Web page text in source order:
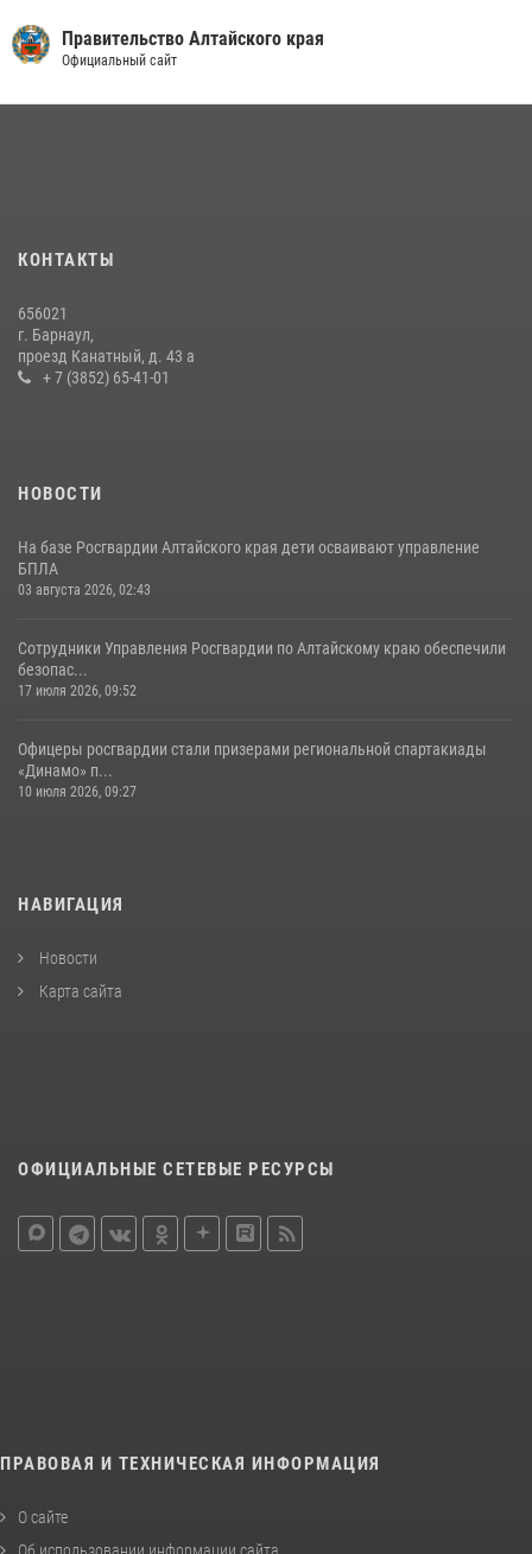
Правительство Алтайского края
Официальный сайт
КОНТАКТЫ
656021
г. Барнаул,
проезд Канатный, д. 43 а
+ 7 (3852) 65-41-01
НОВОСТИ
На базе Росгвардии Алтайского края дети осваивают управление
БПЛА
03 августа 2026, 02:43
Сотрудники Управления Росгвардии по Алтайскому краю обеспечили
безопас...
17 июля 2026, 09:52
Офицеры росгвардии стали призерами региональной спартакиады
«Динамо» п...
10 июля 2026, 09:27
НАВИГАЦИЯ
Новости
Карта сайта
ОФИЦИАЛЬНЫЕ СЕТЕВЫЕ РЕСУРСЫ
ПРАВОВАЯ И ТЕХНИЧЕСКАЯ ИНФОРМАЦИЯ
О сайте
Об использовании информации сайта